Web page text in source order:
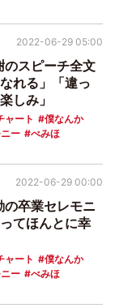
スピーチ全文
れる」「違っ
しみ」
ャート
僕なんか
ー べみほ
2022-06-29 05:00
卒業セレモニ
てほんとに幸
ャート
僕なんか
ー べみほ
2022-06-29 00:00